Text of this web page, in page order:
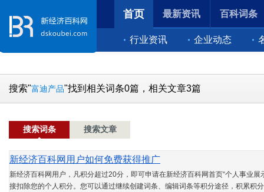
首页
行业资讯 企业动态
最新资讯 百科词条
搜索"富迪产品"找到相关词条0篇，相关文章3篇
搜索词条 搜索文章
新经济百科网用户如何免费获得推广
新经济百科网用户，凡积分超过20分，即可申请在新经济百科网首页“个人事业
接扣除您的个人积分。您可以通过继续创建词条、编辑词条等积分途径，积累积